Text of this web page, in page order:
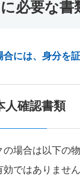
必要な書
には、身分を
人確認書類
場合は以下の
ではありません